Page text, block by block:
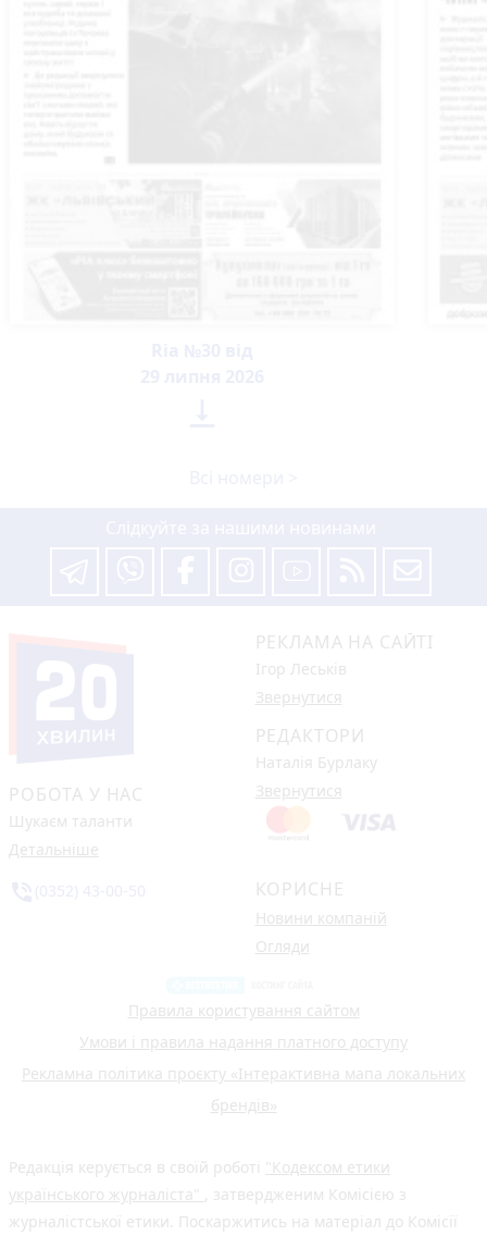
РОБОТА У НАС
Шукаєм таланти
Детальніше
РЕКЛАМА НА САЙТІ
Ігор Леськів
Звернутися
РЕДАКТОРИ
Наталія Бурлаку
Звернутися
КОРИСНЕ
Новини компаній
Огляди
Правила користування сайтом
Умови і правила надання платного доступу
Рекламна політика проєкту «Інтерактивна мапа локальних
брендів»
Редакція керується в своїй роботі "Кодексом етики
українського журналіста"
, затвердженим Комісією з
журналістської етики. Поскаржитись на матеріал до Комісії